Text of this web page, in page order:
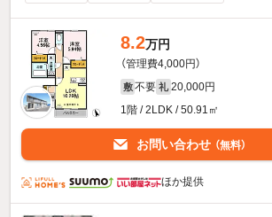
8.2万円
（管理費4,000円）
敷 不要 礼 20,000円
1階 / 2LDK / 50.91㎡
お問い合わせ （無料）
ほか提供